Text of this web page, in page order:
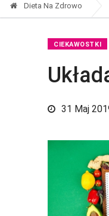
Dieta Na Zdrowo
CIEKAWOSTKI
31 Maj